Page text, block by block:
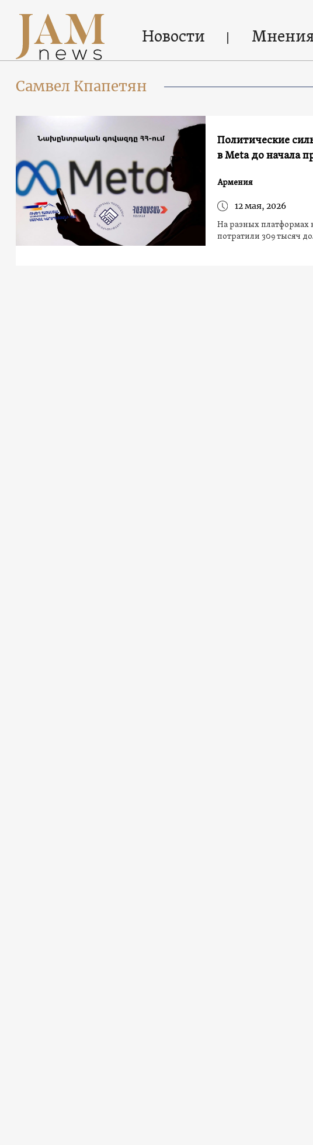
Новости
Самвел Кпапетян
Политические
в Meta до начала
Армения
12 мая, 2026
На разных платформах
потратили 309 тысяч